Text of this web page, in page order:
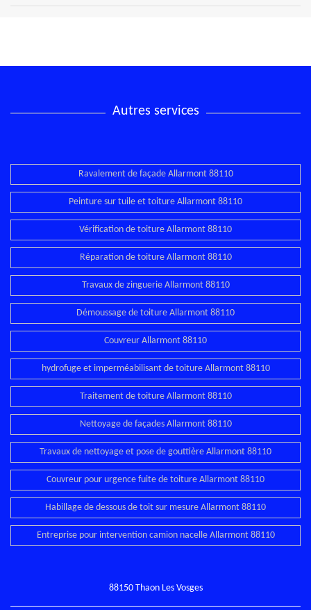
Autres services
Ravalement de façade Allarmont 88110
Peinture sur tuile et toiture Allarmont 88110
Vérification de toiture Allarmont 88110
Réparation de toiture Allarmont 88110
Travaux de zinguerie Allarmont 88110
Démoussage de toiture Allarmont 88110
Couvreur Allarmont 88110
hydrofuge et imperméabilisant de toiture Allarmont 88110
Traitement de toiture Allarmont 88110
Nettoyage de façades Allarmont 88110
Travaux de nettoyage et pose de gouttière Allarmont 88110
Couvreur pour urgence fuite de toiture Allarmont 88110
Habillage de dessous de toit sur mesure Allarmont 88110
Entreprise pour intervention camion nacelle Allarmont 88110
88150 Thaon Les Vosges